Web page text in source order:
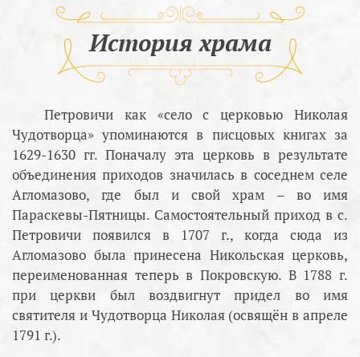
История храма
Петровичи как «село с церковью Николая
Чудотворца» упоминаются в писцовых книгах за
1629-1630 гг. Поначалу эта церковь в результате
объединения приходов значилась в соседнем селе
Агломазово, где был и свой храм – во имя
Параскевы-Пятницы. Самостоятельный приход в с.
Петровичи появился в 1707 г., когда сюда из
Агломазово была принесена Никольская церковь,
переименованная теперь в Покровскую. В 1788 г.
при церкви был воздвигнут придел во имя
святителя и Чудотворца Николая (освящён в апреле
1791 г.).